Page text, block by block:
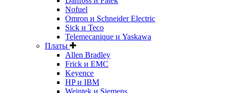
Nofuel
Omron и Schneider Electric
Sick и Teco
Telemecanique и Yaskawa
Платы
Allen Bradley
Frick и EMC
Keyence
HP и IBM
Weintek и Siemens